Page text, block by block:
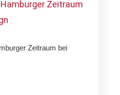
Zeitraum bei